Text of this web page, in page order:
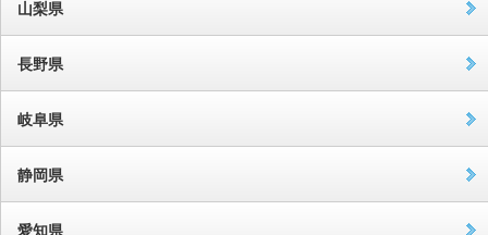
山梨県
長野県
岐阜県
静岡県
愛知県